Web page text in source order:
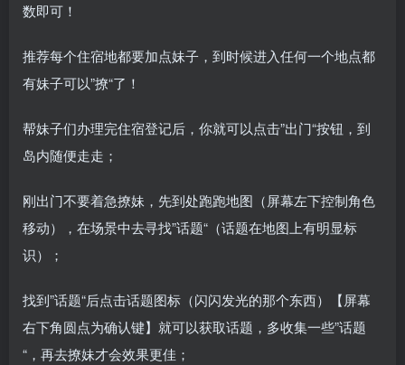
数即可！
推荐每个住宿地都要加点妹子，到时候进入任何一个地点都
有妹子可以”撩“了！
帮妹子们办理完住宿登记后，你就可以点击”出门“按钮，到
岛内随便走走；
刚出门不要着急撩妹，先到处跑跑地图（屏幕左下控制角色
移动），在场景中去寻找”话题“（话题在地图上有明显标
识）；
找到”话题“后点击话题图标（闪闪发光的那个东西）【屏幕
右下角圆点为确认键】就可以获取话题，多收集一些”话题
“，再去撩妹才会效果更佳；